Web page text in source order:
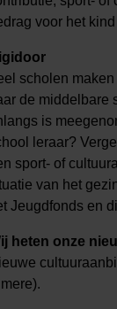
voor het
scholen
de middelbare
is
leraar?
sport- of
van het
Jeugdfonds en
heten onze